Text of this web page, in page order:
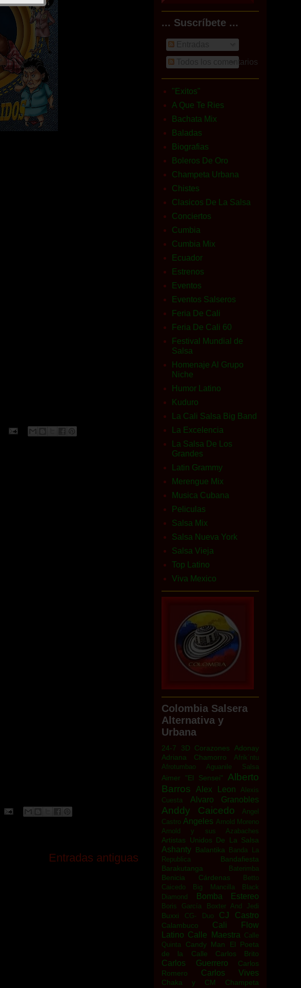
Entradas antiguas
... Suscríbete ...
Todos los comentarios
"Exitos"
A Que Te Ries
Bachata Mix
Baladas
Biografias
Boleros De Oro
Champeta Urbana
Chistes
Clasicos De La Salsa
Conciertos
Cumbia
Cumbia Mix
Ecuador
Estrenos
Eventos
Eventos Salseros
Feria De Cali
Feria De Cali 60
Festival Mundial de
Salsa
Homenaje Al Grupo
Niche
Humor Latino
Kuduro
La Cali Salsa Big Band
La Excelencia
La Salsa De Los
Grandes
Latin Grammy
Merengue Mix
Musica Cubana
Peliculas
Salsa Mix
Salsa Nueva York
Salsa Vieja
Top Latino
Viva Mexico
Colombia Salsera
Alternativa y
Urbana
24-7 3D Corazones
Adonay
Adriana Chamorro
Afrik´ntu
Afrotumbao
Aguanile Salsa
Aimer "El Sensei"
Alberto
Barros
Alex Leon
Alexis
Cuesta
Alvaro Granobles
Anddy Caicedo
Angel
Castro Angeles Arnold Moreno
Arnold y sus Azabaches
Artistas Unidos De La Salsa
Ashanty Balantika
Banda La
Republica
Bandafiesta
Barakutanga
Baterimba
Benicia Cárdenas
Betto
Caicedo
Big Mancilla
Black
Diamond
Bomba Estereo
Boris García Boxter And Jedi
Buxxi CG- Duo CJ Castro
Calambuco
Cali Flow
Latino Calle Maestra Calle
Quinta
Candy Man El Poeta
de la Calle
Carlos Brito
Carlos Guerrero
Carlos
Romero
Carlos Vives
Chaka y CM
Champeta